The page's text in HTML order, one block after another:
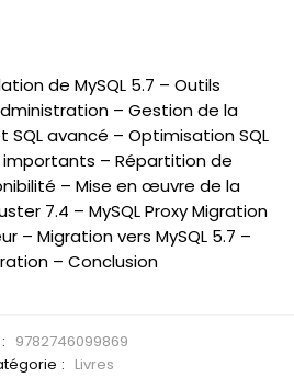
de MySQL 5.7 – Outils
– Gestion de la
SQL avancé – Optimisation SQL
– Répartition de
– Mise en œuvre de la
7.4 – MySQL Proxy Migration
– Migration vers MySQL 5.7 –
– Conclusion
9782746099869
: Livres